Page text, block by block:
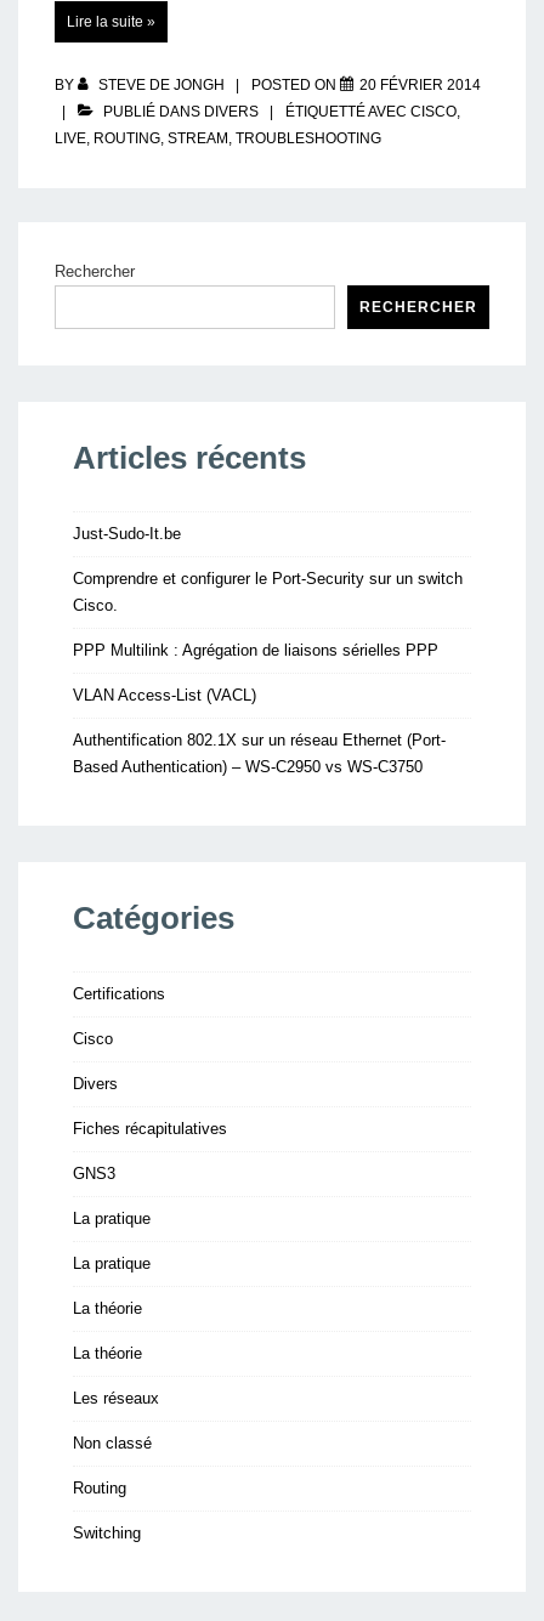
02
:
…
Lire la suite »
BY STEVE DE JONGH POSTED ON
20 FÉVRIER 2014
PUBLIÉ DANS DIVERS ÉTIQUETTÉ AVEC CISCO,
LIVE, ROUTING, STREAM , TROUBLESHOOTING
Rechercher
RECHERCHER
Articles récents
Just-Sudo-It.be
Comprendre et configurer le Port-Security sur un switch
Cisco.
PPP Multilink : Agrégation de liaisons sérielles PPP
VLAN Access-List (VACL)
Authentification 802.1X sur un réseau Ethernet (Port-
Based Authentication) – WS-C2950 vs WS-C3750
Catégories
Certifications
Cisco
Divers
Fiches récapitulatives
GNS3
La pratique
La pratique
La théorie
La théorie
Les réseaux
Non classé
Routing
Switching